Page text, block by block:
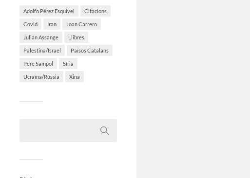
Adolfo Pérez Esquivel Citacions
Covid Iran Joan Carrero
Julian Assange Llibres
Palestina/Israel Països Catalans
Pere Sampol Síria
Ucraïna/Rússia Xina